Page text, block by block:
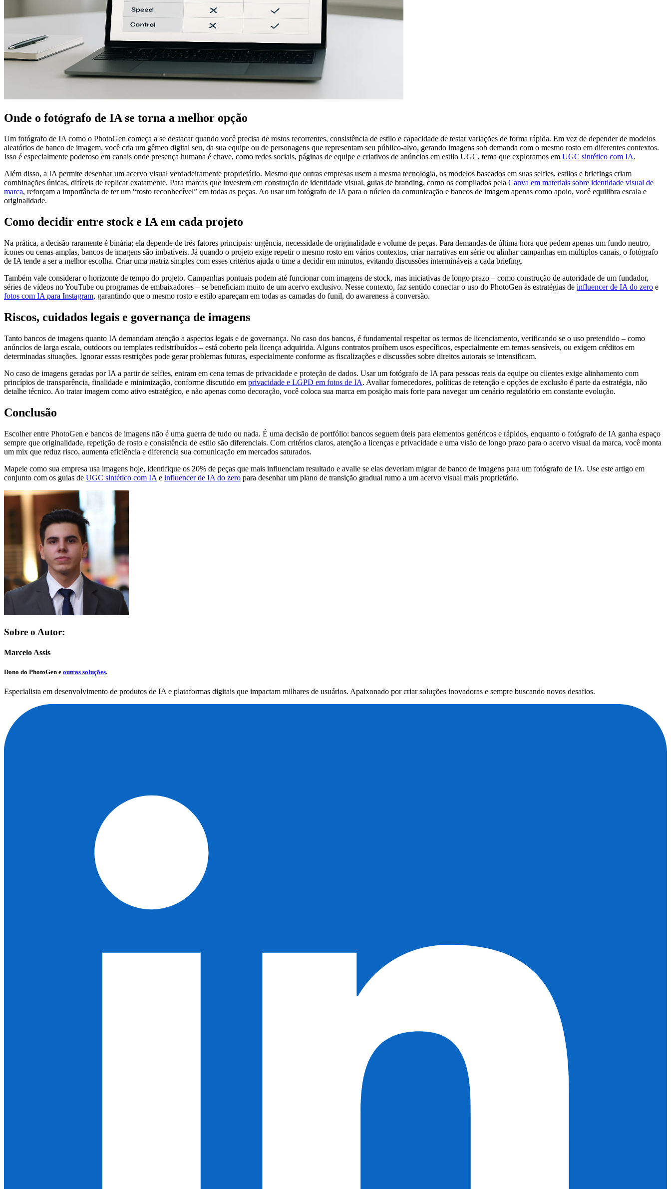
Onde o fotógrafo de IA se torna a melhor opção
Um fotógrafo de IA como o PhotoGen começa a se destacar quando você precisa de rostos recorrentes, consistência de estilo e capacidade de testar variações de forma rápida. Em vez de depender de modelos
aleatórios de banco de imagem, você cria um gêmeo digital seu, da sua equipe ou de personagens que representam seu público-alvo, gerando imagens sob demanda com o mesmo rosto em diferentes contextos.
Isso é especialmente poderoso em canais onde presença humana é chave, como redes sociais, páginas de equipe e criativos de anúncios em estilo UGC, tema que exploramos em UGC sintético com IA.
Além disso, a IA permite desenhar um acervo visual verdadeiramente proprietário. Mesmo que outras empresas usem a mesma tecnologia, os modelos baseados em suas selfies, estilos e briefings criam
combinações únicas, difíceis de replicar exatamente. Para marcas que investem em construção de identidade visual, guias de branding, como os compilados pela Canva em materiais sobre identidade visual de
marca, reforçam a importância de ter um “rosto reconhecível” em todas as peças. Ao usar um fotógrafo de IA para o núcleo da comunicação e bancos de imagem apenas como apoio, você equilibra escala e
originalidade.
Como decidir entre stock e IA em cada projeto
Na prática, a decisão raramente é binária; ela depende de três fatores principais: urgência, necessidade de originalidade e volume de peças. Para demandas de última hora que pedem apenas um fundo neutro,
ícones ou cenas amplas, bancos de imagens são imbatíveis. Já quando o projeto exige repetir o mesmo rosto em vários contextos, criar narrativas em série ou alinhar campanhas em múltiplos canais, o fotógrafo
de IA tende a ser a melhor escolha. Criar uma matriz simples com esses critérios ajuda o time a decidir em minutos, evitando discussões intermináveis a cada briefing.
Também vale considerar o horizonte de tempo do projeto. Campanhas pontuais podem até funcionar com imagens de stock, mas iniciativas de longo prazo – como construção de autoridade de um fundador,
séries de vídeos no YouTube ou programas de embaixadores – se beneficiam muito de um acervo exclusivo. Nesse contexto, faz sentido conectar o uso do PhotoGen às estratégias de influencer de IA do zero e
fotos com IA para Instagram, garantindo que o mesmo rosto e estilo apareçam em todas as camadas do funil, do awareness à conversão.
Riscos, cuidados legais e governança de imagens
Tanto bancos de imagens quanto IA demandam atenção a aspectos legais e de governança. No caso dos bancos, é fundamental respeitar os termos de licenciamento, verificando se o uso pretendido – como
anúncios de larga escala, outdoors ou templates redistribuídos – está coberto pela licença adquirida. Alguns contratos proíbem usos específicos, especialmente em temas sensíveis, ou exigem créditos em
determinadas situações. Ignorar essas restrições pode gerar problemas futuras, especialmente conforme as fiscalizações e discussões sobre direitos autorais se intensificam.
No caso de imagens geradas por IA a partir de selfies, entram em cena temas de privacidade e proteção de dados. Usar um fotógrafo de IA para pessoas reais da equipe ou clientes exige alinhamento com
princípios de transparência, finalidade e minimização, conforme discutido em privacidade e LGPD em fotos de IA. Avaliar fornecedores, políticas de retenção e opções de exclusão é parte da estratégia, não
detalhe técnico. Ao tratar imagem como ativo estratégico, e não apenas como decoração, você coloca sua marca em posição mais forte para navegar um cenário regulatório em constante evolução.
Conclusão
Escolher entre PhotoGen e bancos de imagens não é uma guerra de tudo ou nada. É uma decisão de portfólio: bancos seguem úteis para elementos genéricos e rápidos, enquanto o fotógrafo de IA ganha espaço
sempre que originalidade, repetição de rosto e consistência de estilo são diferenciais. Com critérios claros, atenção a licenças e privacidade e uma visão de longo prazo para o acervo visual da marca, você monta
um mix que reduz risco, aumenta eficiência e diferencia sua comunicação em mercados saturados.
Mapeie como sua empresa usa imagens hoje, identifique os 20% de peças que mais influenciam resultado e avalie se elas deveriam migrar de banco de imagens para um fotógrafo de IA. Use este artigo em
conjunto com os guias de UGC sintético com IA e influencer de IA do zero para desenhar um plano de transição gradual rumo a um acervo visual mais proprietário.
Sobre o Autor:
Marcelo Assis
Dono do PhotoGen e outras soluções.
Especialista em desenvolvimento de produtos de IA e plataformas digitais que impactam milhares de usuários. Apaixonado por criar soluções inovadoras e sempre buscando novos desafios.